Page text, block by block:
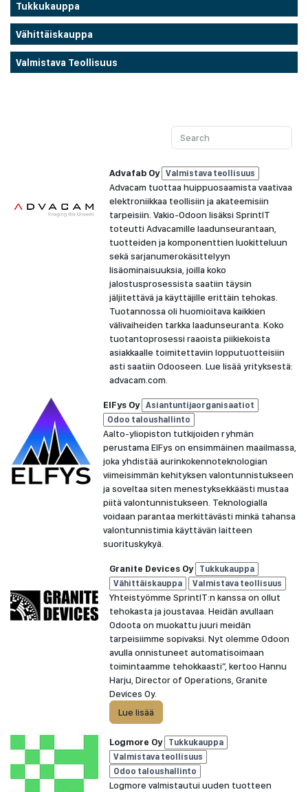
Tukkukauppa
Vähittäiskauppa
Valmistava Teollisuus
Advafab Oy Valmistava teollisuus
Advacam tuottaa huippuosaamista vaativaa
elektroniikkaa teollisiin ja akateemisiin
tarpeisiin. Vakio-Odoon lisäksi SprintIT
toteutti Advacamille laadunseurantaan,
tuotteiden ja komponenttien luokitteluun
sekä sarjanumerokäsittelyyn
lisäominaisuuksia, joilla koko
jalostusprosessista saatiin täysin
jäljitettävä ja käyttäjille erittäin tehokas.
Tuotannossa oli huomioitava kaikkien
välivaiheiden tarkka laadunseuranta. Koko
tuotantoprosessi raaoista piikiekoista
asiakkaalle toimitettaviin lopputuotteisiin
asti saatiin Odooseen. Lue lisää yrityksestä:
advacam.com.
ElFys Oy Asiantuntijaorganisaatiot
Odoo taloushallinto
Aalto-yliopiston tutkijoiden ryhmän
perustama ElFys on ensimmäinen maailmassa,
joka yhdistää aurinkokennoteknologian
viimeisimmän kehityksen valontunnistukseen
ja soveltaa siten menestyksekkäästi mustaa
piitä valontunnistukseen. Teknologialla
voidaan parantaa merkittävästi minkä tahansa
valontunnistimia käyttävän laitteen
suorituskykyä.
Granite Devices Oy
Tukkukauppa
Vähittäiskauppa
Valmistava teollisuus
Yhteistyömme SprintIT:n kanssa on ollut
tehokasta ja joustavaa. Heidän avullaan
Odoota on muokattu juuri meidän
tarpeisiimme sopivaksi. Nyt olemme Odoon
avulla onnistuneet automatisoimaan
toimintaamme tehokkaasti”, kertoo Hannu
Harju, Director of Operations, Granite
Devices Oy.
Lue lisää
Logmore Oy
Tukkukauppa
Valmistava teollisuus
Odoo taloushallinto
Logmore valmistautui uuden tuotteen